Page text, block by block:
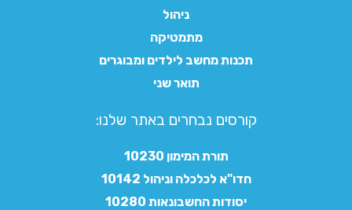
ניהול
מתמטיקה
תכנות מחשב לילדים ומבוגרים
תואר שני
קורסים נבחרים באתר שלנו:​
תורת המימון 10230
חדו"א לכלכלה וניהול 10142
יסודות החשבונאות 10280